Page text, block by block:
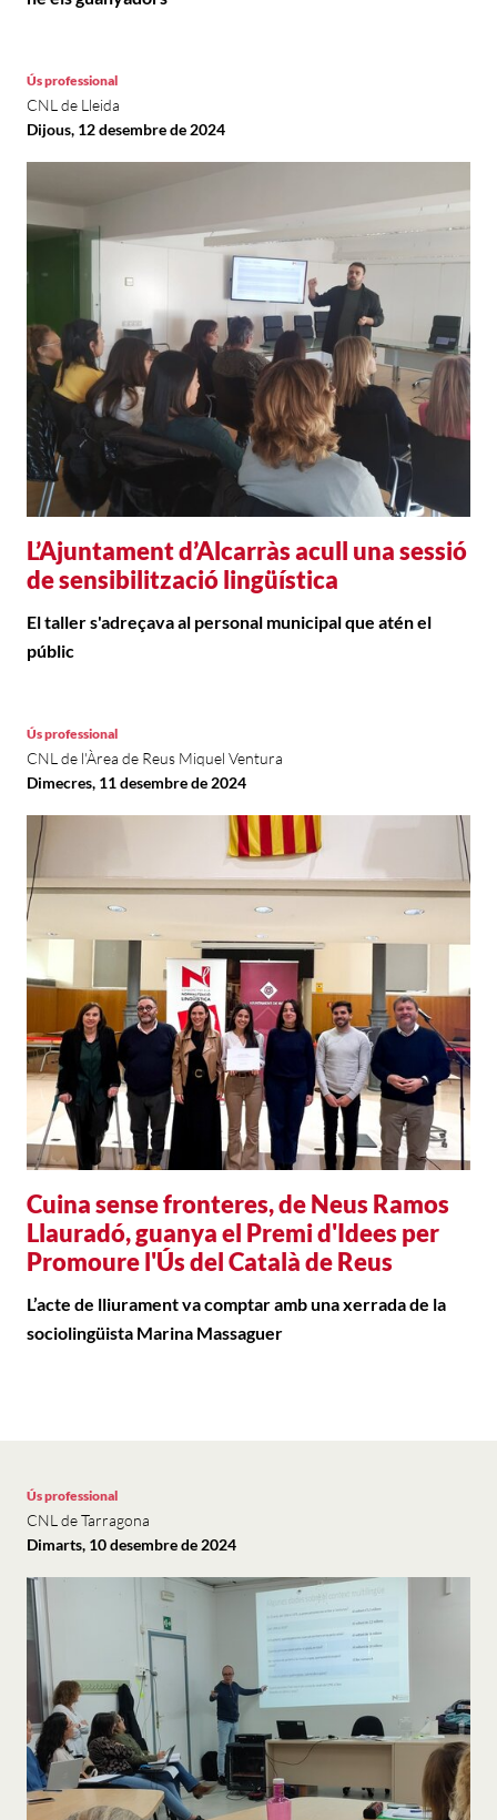
L’Ajuntament d’Alcarràs acull una sessió
de sensibilització lingüística
Ús professional
CNL de Lleida
Dijous, 12 desembre de 2024
El taller s'adreçava al personal municipal que atén el
públic
Cuina sense fronteres, de Neus Ramos
Llauradó, guanya el Premi d'Idees per
Promoure l'Ús del Català de Reus
Ús professional
CNL de l'Àrea de Reus Miquel Ventura
Dimecres, 11 desembre de 2024
L’acte de lliurament va comptar amb una xerrada de la
sociolingüista Marina Massaguer
Ús professional
CNL de Tarragona
Dimarts, 10 desembre de 2024